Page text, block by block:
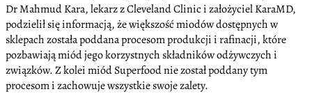
Dr Mahmud Kara, lekarz z Cleveland Clinic i założyciel KaraMD,
podzielił się informacją, że większość miodów dostępnych w
sklepach została poddana procesom produkcji i rafinacji, które
pozbawiają miód jego korzystnych składników odżywczych i
związków. Z kolei miód Superfood nie został poddany tym
procesom i zachowuje wszystkie swoje zalety.